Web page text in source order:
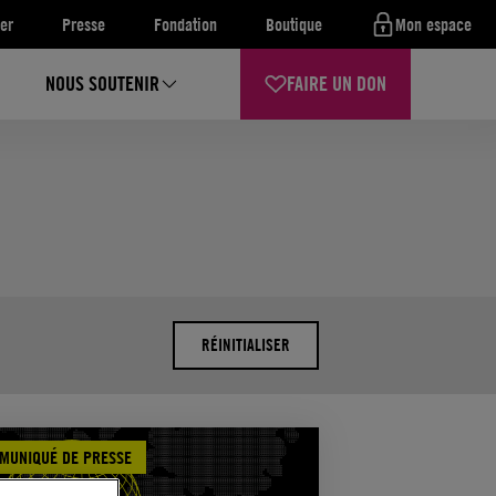
Presse Fondation Boutique Mon espace
NOUS SOUTENIR FAIRE UN DON
RÉINITIALISER
DE PRESSE